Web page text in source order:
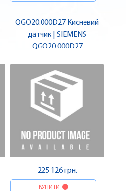
QGO20.000D27 Кисневий
датчик | SIEMENS
QGO20.000D27
225 126 грн.
КУПИТИ